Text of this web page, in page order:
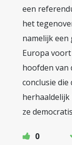
een
het
namelijk een
Europa
hoofden van
conclusie
ze
0